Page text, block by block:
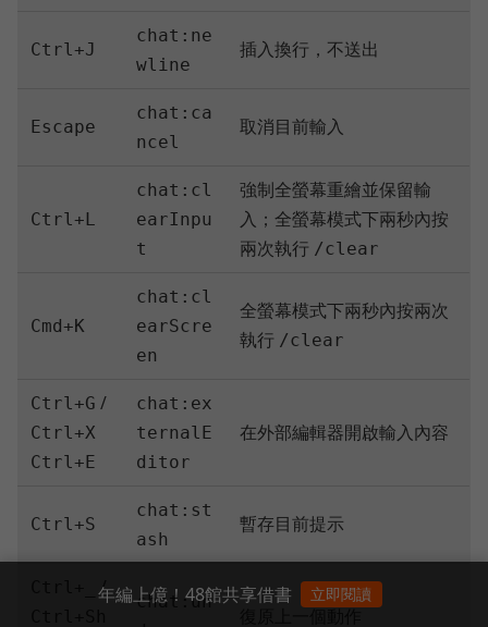
Ctrl+J
chat:ne
wline
插入換行，不送出
Escape
chat:ca
ncel
取消目前輸入
Ctrl+L
chat:cl
earInpu
t
強制全螢幕重繪並保留輸
入；全螢幕模式下兩秒內按
兩次執行 /clear
Cmd+K
chat:cl
earScre
en
全螢幕模式下兩秒內按兩次
執行 /clear
Ctrl+G /
Ctrl+X
Ctrl+E
chat:ex
ternalE
ditor
在外部編輯器開啟輸入內容
Ctrl+S
chat:st
ash
暫存目前提示
/
chat:un
年編上億！48館共享借書 立即閱讀